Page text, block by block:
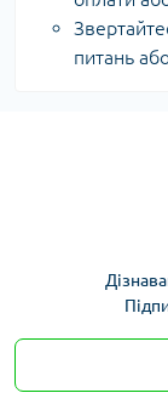
питань